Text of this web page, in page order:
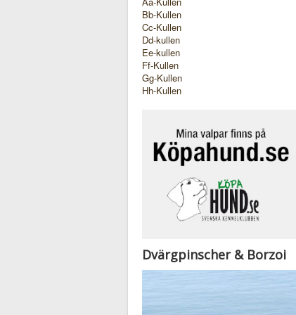
Bb-Kullen
Cc-Kullen
Dd-kullen
Ee-kullen
Ff-Kullen
Gg-Kullen
Hh-Kullen
Dvärgpinscher & Borzoi